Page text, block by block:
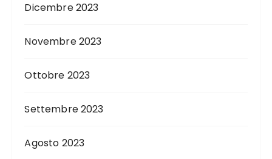
Dicembre 2023
Novembre 2023
Ottobre 2023
Settembre 2023
Agosto 2023